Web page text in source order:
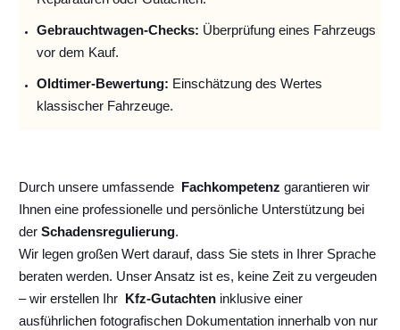
Gebrauchtwagen-Checks: Überprüfung eines Fahrzeugs
vor dem Kauf.
Oldtimer-Bewertung: Einschätzung des Wertes
klassischer Fahrzeuge.
Durch unsere umfassende Fachkompetenz garantieren wir
Ihnen eine professionelle und persönliche Unterstützung bei
der Schadensregulierung.
Wir legen großen Wert darauf, dass Sie stets in Ihrer Sprache
beraten werden. Unser Ansatz ist es, keine Zeit zu vergeuden
– wir erstellen Ihr Kfz-Gutachten inklusive einer
ausführlichen fotografischen Dokumentation innerhalb von nur